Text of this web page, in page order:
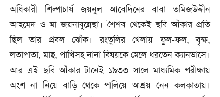
অধিকারী শিল্পাচার্য জয়নুল আবেদিনের বাবা তমিজউদ্দীন
আহমেদ ও মা জয়নাবুন্নেছা। শৈশব থেকেই ছবি আঁকার প্রতি
ছিল তার প্রবল ঝোঁক। রংতুলির খেলায় ফুল-ফল, বৃক্ষ,
লতাপাতা, মাছ, পাখিসহ নানা বিষয়কে মেলে ধরতেন ক্যানভাসে।
আর এই ছবি আঁকার টানেই ১৯৩৩ সালে মাধ্যমিক পরীক্ষায়
অংশ না নিয়ে বাড়ি থেকে পালিয়ে আশ্রয় নেন কলকাতায়।